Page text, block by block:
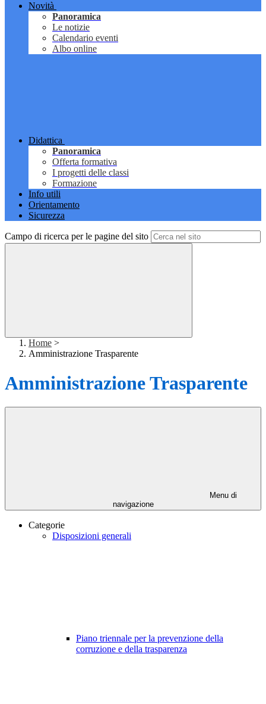
Novità
Panoramica
Le notizie
Calendario eventi
Albo online
Didattica
Panoramica
Offerta formativa
I progetti delle classi
Formazione
Info utili
Orientamento
Sicurezza
Campo di ricerca per le pagine del sito
Home >
Amministrazione Trasparente
Amministrazione Trasparente
Menu di
navigazione
Categorie
Disposizioni generali
Piano triennale per la prevenzione della
corruzione e della trasparenza